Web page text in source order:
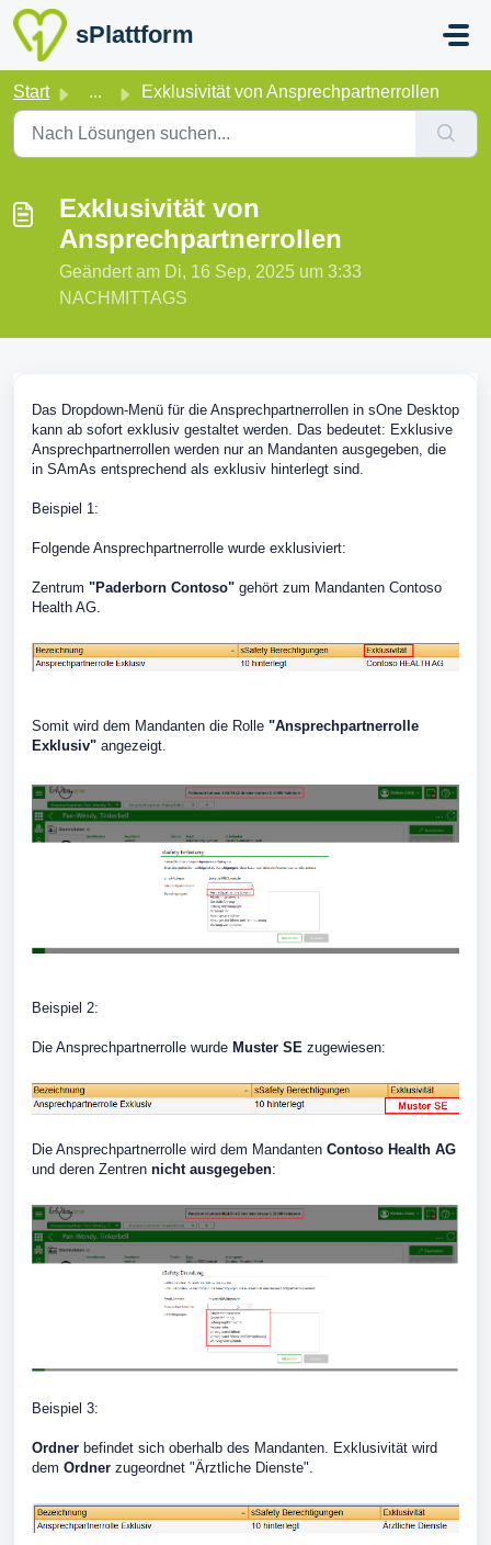
Zum hauptsächlichen Inhalt gehen
sPlattform
Start ... Exklusivität von Ansprechpartnerrollen
Exklusivität von
Ansprechpartnerrollen
Geändert am Di, 16 Sep, 2025 um 3:33
NACHMITTAGS
Das Dropdown-Menü für die Ansprechpartnerrollen in sOne Desktop
kann ab sofort exklusiv gestaltet werden. Das bedeutet: Exklusive
Ansprechpartnerrollen werden nur an Mandanten ausgegeben, die
in SAmAs entsprechend als exklusiv hinterlegt sind.
Beispiel 1:
Folgende Ansprechpartnerrolle wurde exklusiviert:
Zentrum "Paderborn Contoso" gehört zum Mandanten Contoso
Health AG.
Somit wird dem Mandanten die Rolle "Ansprechpartnerrolle
Exklusiv" angezeigt.
Beispiel 2:
Die Ansprechpartnerrolle wurde Muster SE zugewiesen:
Die Ansprechpartnerrolle wird dem Mandanten Contoso Health AG
und deren Zentren nicht ausgegeben:
Beispiel 3:
Ordner befindet sich oberhalb des Mandanten. Exklusivität wird
dem Ordner zugeordnet "Ärztliche Dienste".